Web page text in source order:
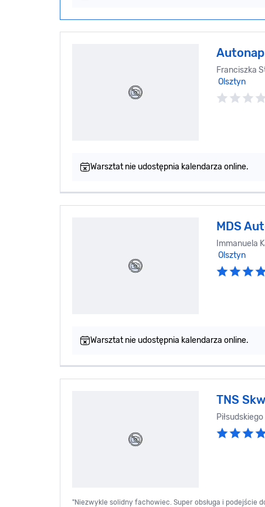
Franciszka
Olsztyn
Warsztat nie udostępnia kalendarza online.
MDS
Immanuela
Olsztyn
Warsztat nie udostępnia kalendarza online.
TNS
"Niezwykle solidny fachowiec. Super obsługa i podejście